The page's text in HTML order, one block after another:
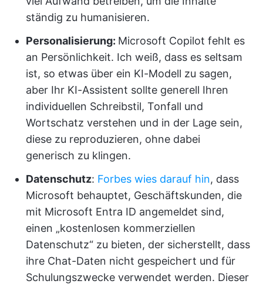
ständig zu humanisieren.
Personalisierung: Microsoft Copilot fehlt es
an Persönlichkeit. Ich weiß, dass es seltsam
ist, so etwas über ein KI-Modell zu sagen,
aber Ihr KI-Assistent sollte generell Ihren
individuellen Schreibstil, Tonfall und
Wortschatz verstehen und in der Lage sein,
diese zu reproduzieren, ohne dabei
generisch zu klingen.
Datenschutz: Forbes wies darauf hin, dass
Microsoft behauptet, Geschäftskunden, die
mit Microsoft Entra ID angemeldet sind,
einen „kostenlosen kommerziellen
Datenschutz“ zu bieten, der sicherstellt, dass
ihre Chat-Daten nicht gespeichert und für
Schulungszwecke verwendet werden. Dieser